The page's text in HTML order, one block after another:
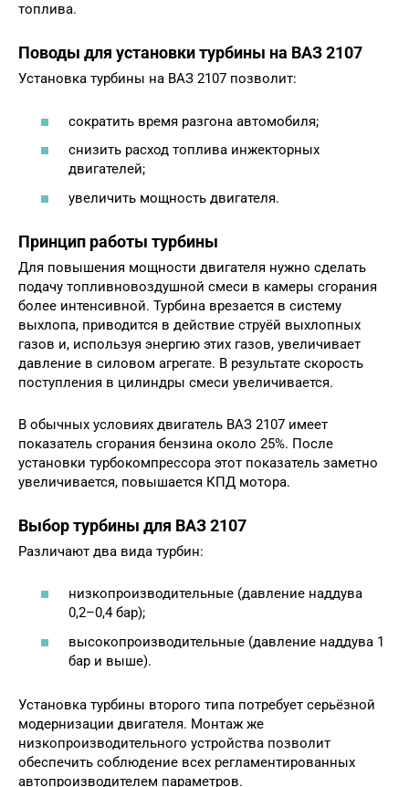
топлива.
Поводы для установки турбины на ВАЗ 2107
Установка турбины на ВАЗ 2107 позволит:
сократить время разгона автомобиля;
снизить расход топлива инжекторных
двигателей;
увеличить мощность двигателя.
Принцип работы турбины
Для повышения мощности двигателя нужно сделать
подачу топливновоздушной смеси в камеры сгорания
более интенсивной. Турбина врезается в систему
выхлопа, приводится в действие струёй выхлопных
газов и, используя энергию этих газов, увеличивает
давление в силовом агрегате. В результате скорость
поступления в цилиндры смеси увеличивается.
В обычных условиях двигатель ВАЗ 2107 имеет
показатель сгорания бензина около 25%. После
установки турбокомпрессора этот показатель заметно
увеличивается, повышается КПД мотора.
Выбор турбины для ВАЗ 2107
Различают два вида турбин:
низкопроизводительные (давление наддува
0,2–0,4 бар);
высокопроизводительные (давление наддува 1
бар и выше).
Установка турбины второго типа потребует серьёзной
модернизации двигателя. Монтаж же
низкопроизводительного устройства позволит
обеспечить соблюдение всех регламентированных
автопроизводителем параметров.